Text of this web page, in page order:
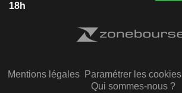
18h
Mentions légales Paramétrer les cookies
Qui sommes-nous ?